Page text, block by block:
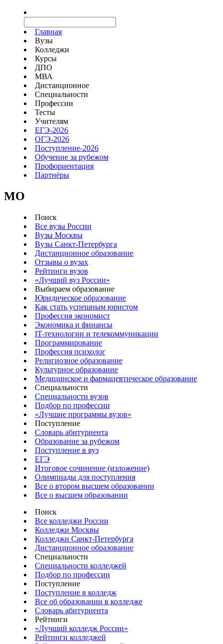
Главная
Вузы
Колледжи
Курсы
ДПО
МВА
Дистанционное
Специальности
Профессии
Тесты
Учителям
ЕГЭ-2026
ОГЭ-2026
Поступление-2026
Обучение за рубежом
Профориентация
Партнёры
MO
Поиск
Все вузы России
Вузы Москвы
Вузы Санкт-Петербурга
Дистанционное образование
Отзывы о вузах
Рейтинги вузов
«Лучший вуз России»
Выбираем образование
Юридическое образование
Как стать успешным юристом
Профессия экономист
Экономика и финансы
IT-технологии и телекоммуникации
Программирование
Профессия психолог
Религиозное образование
Культурное образование
Медицинское и фармацевтическое образование
Специальности
Специальности вузов
Подбор по профессии
«Лучшие программы вузов»
Поступление
Словарь абитуриента
Образование за рубежом
Поступление в вуз
ЕГЭ
Итоговое сочинение (изложение)
Олимпиады для поступления
Все о втором высшем образовании
Все о высшем образовании
Поиск
Все колледжи России
Колледжи Москвы
Колледжи Санкт-Петербурга
Дистанционное образование
Специальности
Специальности колледжей
Подбор по профессии
Поступление
Поступление в колледж
Все об образовании в колледже
Словарь абитуриента
Рейтинги
«Лучший колледж России»
Рейтинги колледжей